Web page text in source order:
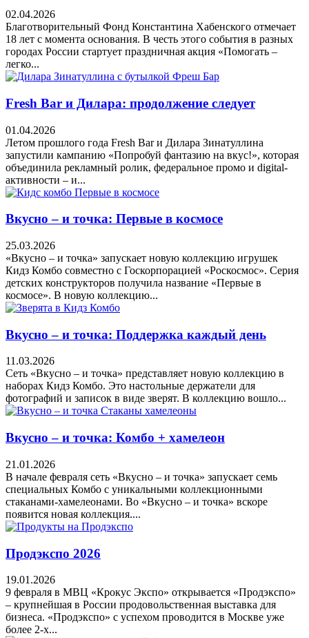
02.04.2026
Благотворительный Фонд Константина Хабенского отмечает
18 лет с момента основания. В честь этого события в разных
городах России стартует праздничная акция «Помогать –
легко...
Fresh Bar и Дилара: продолжение следует
01.04.2026
Летом прошлого года Fresh Bar и Дилара Зинатуллина
запустили кампанию «Попробуй фантазию на вкус!», которая
объединила рекламный ролик, федеральное промо и digital-
активности – и...
Вкусно – и точка: Первые в космосе
25.03.2026
«Вкусно – и точка» запускает новую коллекцию игрушек
Кидз Комбо совместно с Госкорпорацией «Роскосмос». Серия
детских конструкторов получила название «Первые в
космосе». В новую коллекцию...
Вкусно – и точка: Поддержка каждый день
11.03.2026
Сеть «Вкусно – и точка» представляет новую коллекцию в
наборах Кидз Комбо. Это настольные держатели для
фотографий и записок в виде зверят. В коллекцию вошло...
Вкусно – и точка: Комбо + хамелеон
21.01.2026
В начале февраля сеть «Вкусно – и точка» запускает семь
специальных Комбо с уникальными коллекционными
стаканами‑хамелеонами. Во «Вкусно – и точка» вскоре
появится новая коллекция....
Продэкспо 2026
19.01.2026
9 февраля в МВЦ «Крокус Экспо» открывается «Продэкспо»
– крупнейшая в России продовольственная выставка для
бизнеса. «Продэкспо» с успехом проводится в Москве уже
более 2-х...